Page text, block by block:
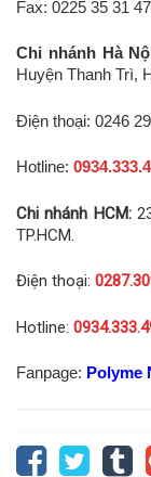
Fax: 0225 35 31
Chi nhánh Hà
Huyện Thanh Trì,
Điện thoại: 0246
Hotline:
Chi nhánh HCM:
TP.HCM.
Điện thoại:
Hotline:
Fanpage: Polyme